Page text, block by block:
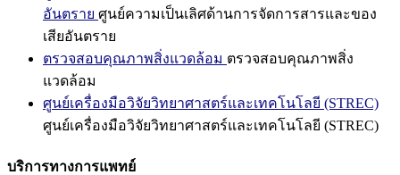
อันตราย ศูนย์ความเป็นเลิศด้านการจัดการสารและของ
เสียอันตราย
ตรวจสอบคุณภาพสิ่งแวดล้อม ตรวจสอบคุณภาพสิ่ง
แวดล้อม
ศูนย์เครื่องมือวิจัยวิทยาศาสตร์และเทคโนโลยี (STREC)
ศูนย์เครื่องมือวิจัยวิทยาศาสตร์และเทคโนโลยี (STREC)
บริการทางการแพทย์